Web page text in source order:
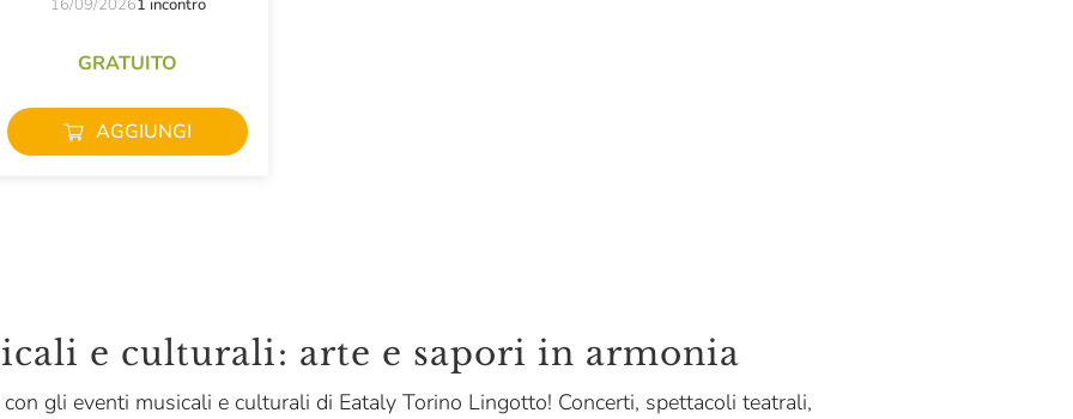
16/09/20261 incontro
GRATUITO
AGGIUNGI
e culturali: arte e sapori in armonia
con gli eventi musicali e culturali di Eataly Torino Lingotto! Concerti, spettacoli teatrali,